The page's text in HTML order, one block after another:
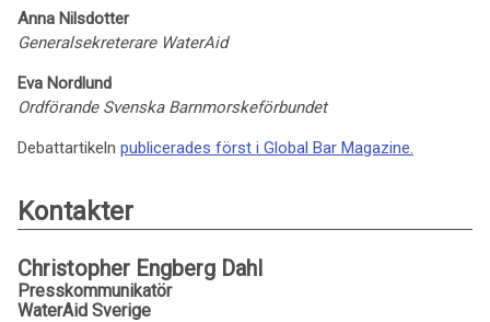
Anna Nilsdotter
Generalsekreterare WaterAid
Eva Nordlund
Ordförande Svenska Barnmorskeförbundet
Debattartikeln publicerades först i Global Bar Magazine.
Kontakter
Christopher Engberg Dahl
Presskommunikatör
WaterAid Sverige